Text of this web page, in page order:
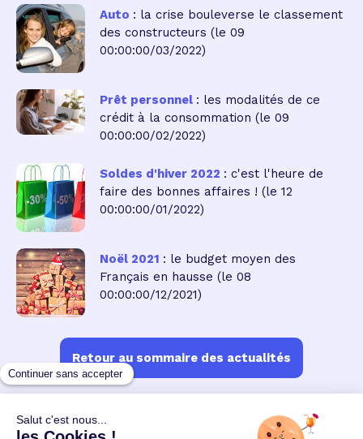
Auto : la crise bouleverse le classement
des constructeurs (le 09
00:00:00/03/2022)
Prêt personnel : les modalités de ce
crédit à la consommation (le 09
00:00:00/02/2022)
Soldes d'hiver 2022 : c'est l'heure de
faire des bonnes affaires ! (le 12
00:00:00/01/2022)
Noël 2021 : le budget moyen des
Français en hausse (le 08
00:00:00/12/2021)
Retour au sommaire des actualités